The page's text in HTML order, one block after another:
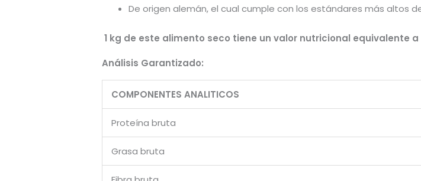
De origen alemán, el cual cumple con los estándares más altos
1 kg de este alimento seco tiene un valor nutricional equivalente
Análisis Garantizado:
COMPONENTES ANALITICOS
Proteína bruta
Grasa bruta